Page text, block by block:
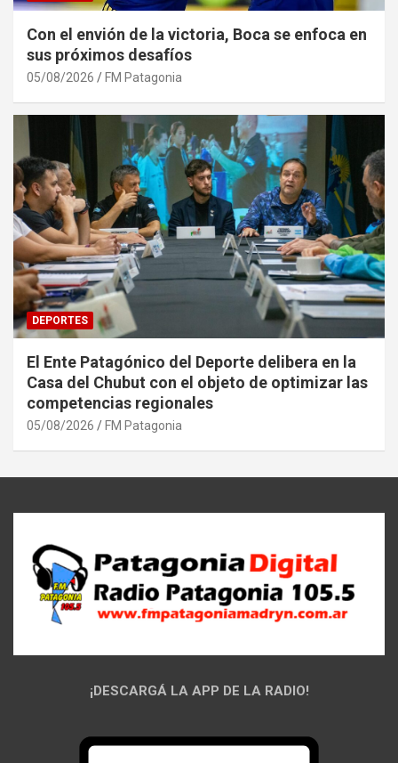
Con el envión de la victoria, Boca se enfoca en
sus próximos desafíos
05/08/2026 FM Patagonia
DEPORTES
El Ente Patagónico del Deporte delibera en la
Casa del Chubut con el objeto de optimizar las
competencias regionales
05/08/2026 FM Patagonia
¡DESCARGÁ LA APP DE LA RADIO!